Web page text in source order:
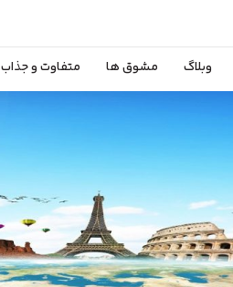
وبلاگ مشوق ها متفاوت و جذاب